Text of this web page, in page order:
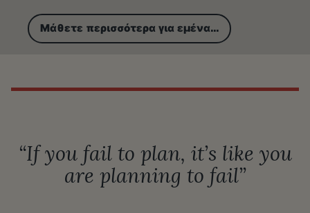
Μάθετε περισσότερα για εμένα…
“If you fail to plan, it’s like you
are planning to fail”